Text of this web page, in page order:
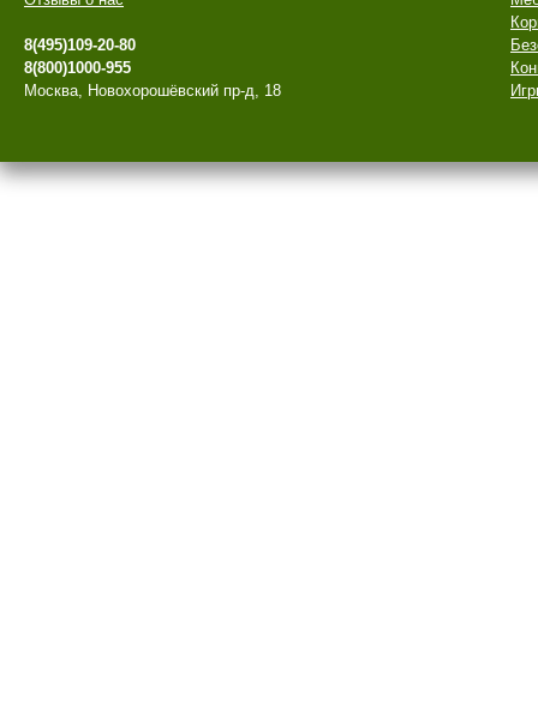
8(495)109-20-80
8(800)1000-955
Москва, Новохорошёвский пр-д, 18